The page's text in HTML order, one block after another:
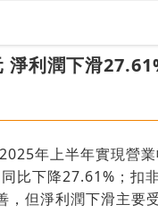
淨利潤下滑
年上半年實現營
比下降27.61%；扣
但淨利潤下滑主要